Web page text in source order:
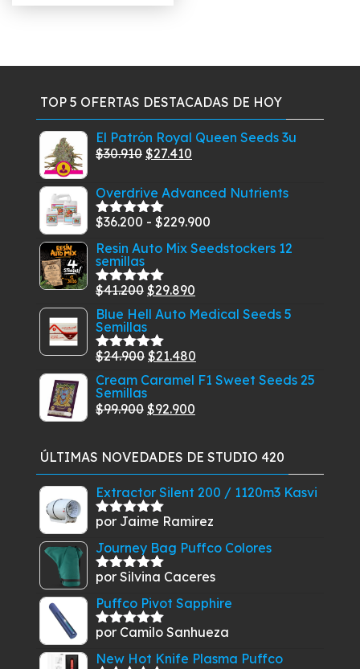
TOP 5 OFERTAS DESTACADAS DE HOY
El Patrón Royal Queen Seeds 3u
$30.910 El
original
era:
$30.910.
$27.410
actual
es:
Overdrive Advanced Nutrients
Valorado
5
$36.200 - $229.900
de
hasta
Resin Auto Mix Seedstockers 12
semillas
Valorado
con
5.00
de
5
$41.200 El
precio
original
era:
$29.890
precio
es:
Blue Hell Auto Medical Seeds 5
Semillas
Valorado
con
de
5
$24.900 El
precio
era:
$21.480
precio
Cream Caramel F1 Sweet Seeds 25
Semillas
$99.900 El
original
$99.900.
$92.900
actual
$92.900.
ÚLTIMAS NOVEDADES DE STUDIO 420
Extractor Silent 200 / 1120m3 Kasvi
Valorado
por Jaime Ramirez
Journey Bag Puffco Colores
Valorado
por Silvina Caceres
Puffco Pivot Sapphire
Valorado
por Camilo Sanhueza
New Hot Knife Plasma Puffco